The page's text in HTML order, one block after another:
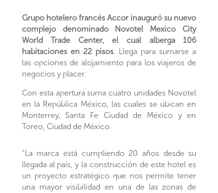
Grupo hotelero francés Accor inauguró su nuevo
complejo denominado Novotel Mexico City
World Trade Center, el cual alberga 106
habitaciones en 22 pisos. Llega para sumarse a
las opciones de alojamiento para los viajeros de
negocios y placer.
Con esta apertura suma cuatro unidades Novotel
en la República México, las cuales se ubican en
Monterrey, Santa Fe Ciudad de México y en
Toreo, Ciudad de México.
“La marca está cumpliendo 20 años desde su
llegada al país, y la construcción de este hotel es
un proyecto estratégico que nos permite tener
una mayor visibilidad en una de las zonas de